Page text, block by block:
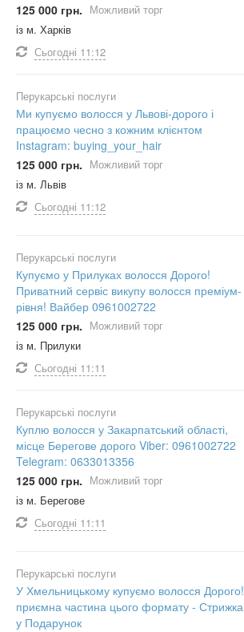
125 000 грн. Можливий торг
із м. Харків
Сьогодні 11:12
Перукарські послуги
Ми купуємо волосся у Львові-дорого і
працюємо чесно з кожним клієнтом
Instagram: buying_your_hair
125 000 грн. Можливий торг
із м. Львів
Сьогодні 11:12
Перукарські послуги
Купуємо у Прилуках волосся Дорого!
Приватний сервіс викупу волосся преміум-
рівня! Вайбер 0961002722
125 000 грн. Можливий торг
із м. Прилуки
Сьогодні 11:11
Перукарські послуги
Куплю волосся у Закарпатський області,
місце Берегове дорого Viber: 0961002722
Telegram: 0633013356
125 000 грн. Можливий торг
із м. Берегове
Сьогодні 11:11
Перукарські послуги
У Хмельницькому купуємо волосся Дорого!
приємна частина цього формату - Стрижка
у Подарунок